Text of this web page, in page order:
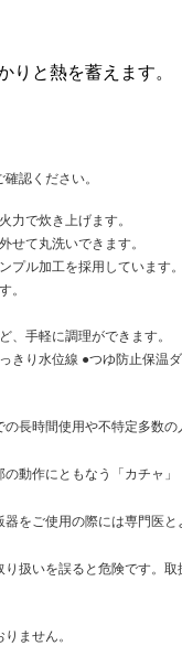
りと熱を蓄えます。
認ください。
力で炊き上げます。
せて丸洗いできます。
プル加工を採用しています。
。
、手軽に調理ができます。
きり水位線 ●つゆ防止保
長時間使用や不特定多数の
動作にともなう「カチャ
をご使用の際には専門医と
扱いを誤ると危険です。
ません。